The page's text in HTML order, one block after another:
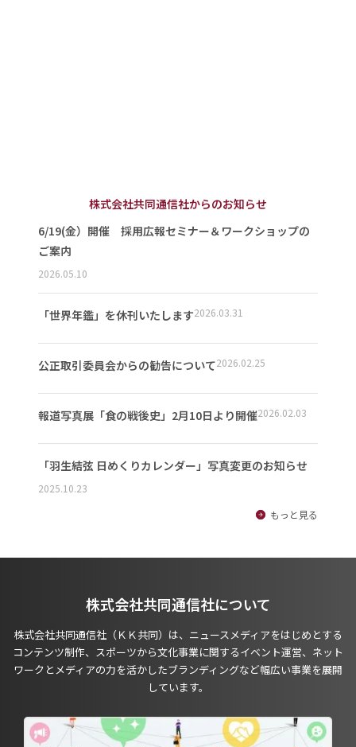
株式会社共同通信社からのお知らせ
6/19(金）開催 採用広報セミナー＆ワークショップの
ご案内
2026.05.10
「世界年鑑」を休刊いたします2026.03.31
公正取引委員会からの勧告について2026.02.25
報道写真展「食の戦後史」2月10日より開催2026.02.03
「羽生結弦 日めくりカレンダー」写真変更のお知らせ
2025.10.23
もっと見る
株式会社共同通信社について
株式会社共同通信社（ＫＫ共同）は、ニュースメディアをはじめとする
コンテンツ制作、スポーツから文化事業に関するイベント運営、ネット
ワークとメディアの力を活かしたブランディングなど幅広い事業を展開
しています。